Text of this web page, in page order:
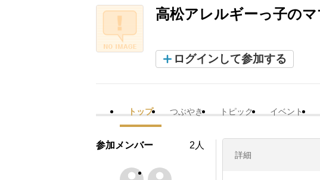
高松アレルギーっ子の
ログインして参加する
トップ つぶやき トピック イベント
詳細
参加メンバー 2人